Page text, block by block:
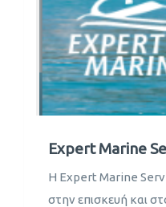
Expert Marine
Η Expert Marine
στην επισκευή και